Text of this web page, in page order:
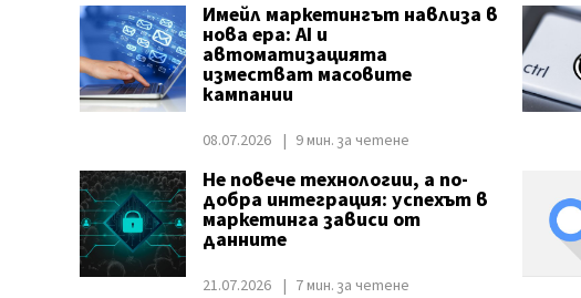
Имейл маркетингът навлиза в
нова ера: AI и
автоматизацията
изместват масовите
кампании
08.07.2026 9 мин. за четене
Не повече технологии, а по-
добра интеграция: успехът в
маркетинга зависи от
данните
21.07.2026 7 мин. за четене